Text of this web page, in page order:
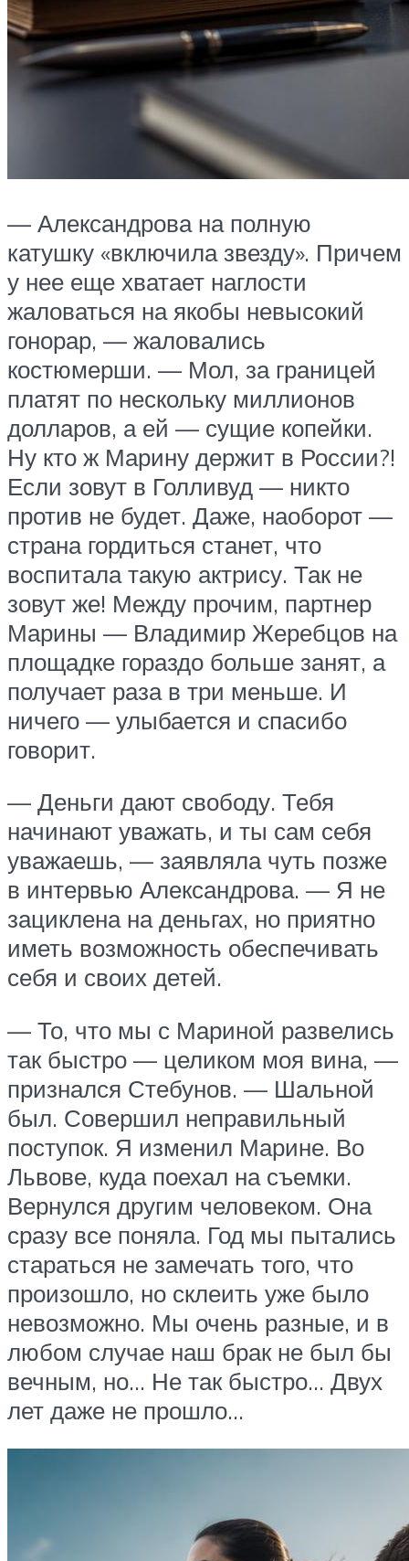
— Александрова на полную
катушку «включила звезду». Причем
у нее еще хватает наглости
жаловаться на якобы невысокий
гонорар, — жаловались
костюмерши. — Мол, за границей
платят по нескольку миллионов
долларов, а ей — сущие копейки.
Ну кто ж Марину держит в России?!
Если зовут в Голливуд — никто
против не будет. Даже, наоборот —
страна гордиться станет, что
воспитала такую актрису. Так не
зовут же! Между прочим, партнер
Марины — Владимир Жеребцов на
площадке гораздо больше занят, а
получает раза в три меньше. И
ничего — улыбается и спасибо
говорит.
— Деньги дают свободу. Тебя
начинают уважать, и ты сам себя
уважаешь, — заявляла чуть позже
в интервью Александрова. — Я не
зациклена на деньгах, но приятно
иметь возможность обеспечивать
себя и своих детей.
— То, что мы с Мариной развелись
так быстро — целиком моя вина, —
признался Стебунов. — Шальной
был. Совершил неправильный
поступок. Я изменил Марине. Во
Львове, куда поехал на съемки.
Вернулся другим человеком. Она
сразу все поняла. Год мы пытались
стараться не замечать того, что
произошло, но склеить уже было
невозможно. Мы очень разные, и в
любом случае наш брак не был бы
вечным, но… Не так быстро… Двух
лет даже не прошло…